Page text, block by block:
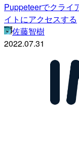
Puppeteerでクライ
イトにアクセスする
佐藤智樹
2022.07.31